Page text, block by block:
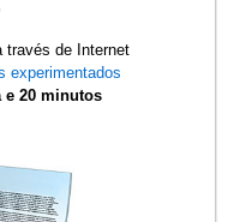
través de Internet
experimentados
e 20 minutos